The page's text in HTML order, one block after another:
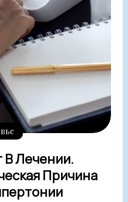
Лечении.
Причина